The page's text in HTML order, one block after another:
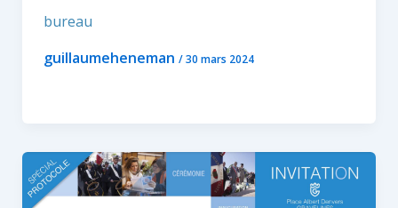
bureau
guillaumeheneman /30 mars 2024